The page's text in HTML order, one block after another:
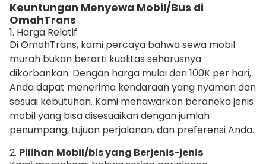
Keuntungan Menyewa Mobil/Bus di
OmahTrans
1. Harga Relatif
Di OmahTrans, kami percaya bahwa sewa mobil
murah bukan berarti kualitas seharusnya
dikorbankan. Dengan harga mulai dari 100K per hari,
Anda dapat menerima kendaraan yang nyaman dan
sesuai kebutuhan. Kami menawarkan beraneka jenis
mobil yang bisa disesuaikan dengan jumlah
penumpang, tujuan perjalanan, dan preferensi Anda.
2. Pilihan Mobil/bis yang Berjenis-jenis